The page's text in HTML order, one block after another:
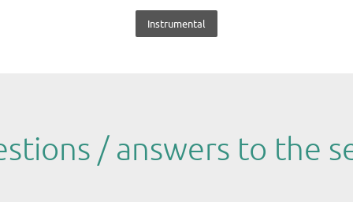
Instrumental
/ answers to the